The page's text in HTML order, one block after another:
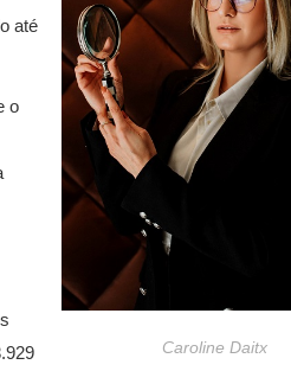
Caroline Daitx
até
o